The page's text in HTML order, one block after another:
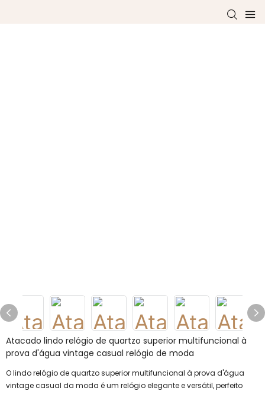
Atacado lindo relógio de quartzo superior multifuncional à
prova d'água vintage casual relógio de moda
O lindo relógio de quartzo superior multifuncional à prova d'água
vintage casual da moda é um relógio elegante e versátil, perfeito